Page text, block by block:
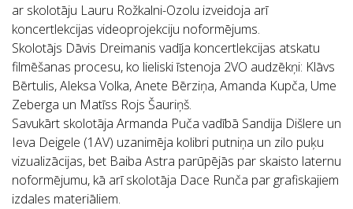
ar skolotāju Lauru Rožkalni-Ozolu izveidoja arī
koncertlekcijas videoprojekciju noformējums.
Skolotājs Dāvis Dreimanis vadīja koncertlekcijas atskatu
filmēšanas procesu, ko lieliski īstenoja 2VO audzēkņi: Klāvs
Bērtulis, Aleksa Volka, Anete Bērziņa, Amanda Kupča, Ume
Zeberga un Matīss Rojs Šauriņš.
Savukārt skolotāja Armanda Puča vadībā Sandija Dišlere un
Ieva Deigele (1AV) uzanimēja kolibri putniņa un zilo puķu
vizualizācijas, bet Baiba Astra parūpējās par skaisto laternu
noformējumu, kā arī skolotāja Dace Runča par grafiskajiem
izdales materiāliem.